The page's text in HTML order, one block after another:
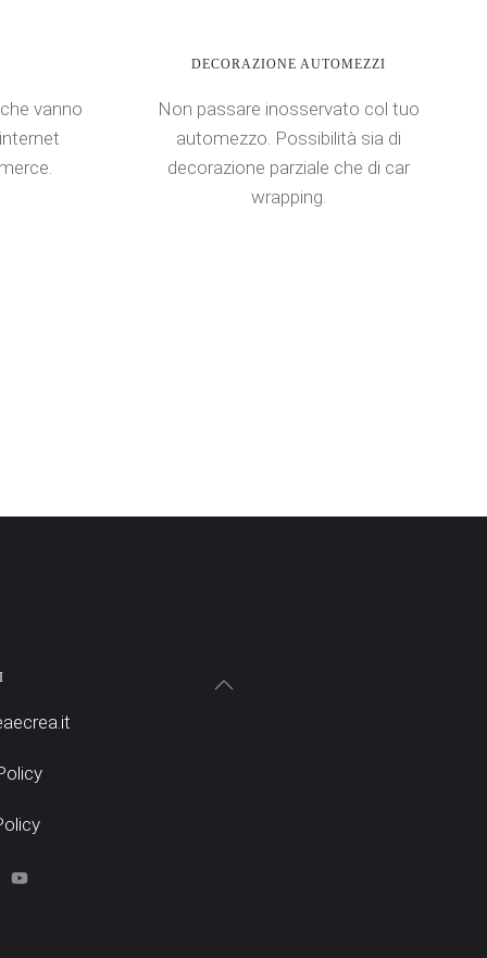
vanno
DECORAZIONE AUTOMEZZI
Non passare inosservato col tuo
automezzo. Possibilità sia di
decorazione parziale che di car
wrapping.